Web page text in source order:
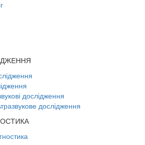
дослідження
дослідження